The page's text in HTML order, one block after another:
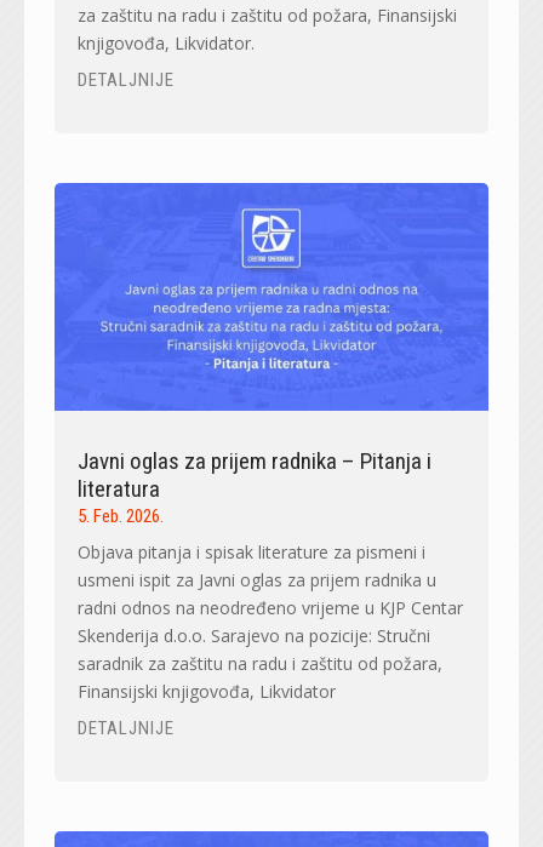
za zaštitu na radu i zaštitu od požara, Finansijski
knjigovođa, Likvidator.
DETALJNIJE
Javni oglas za prijem radnika – Pitanja i
literatura
5. Feb. 2026.
Objava pitanja i spisak literature za pismeni i
usmeni ispit za Javni oglas za prijem radnika u
radni odnos na neodređeno vrijeme u KJP Centar
Skenderija d.o.o. Sarajevo na pozicije: Stručni
saradnik za zaštitu na radu i zaštitu od požara,
Finansijski knjigovođa, Likvidator
DETALJNIJE